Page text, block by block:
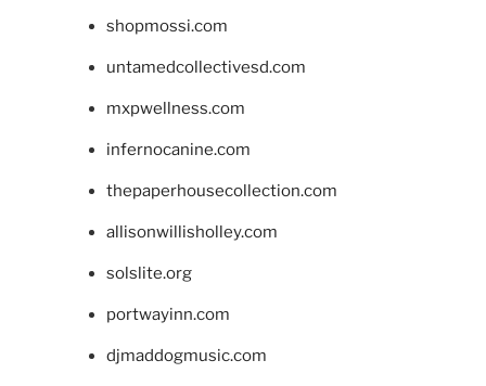
shopmossi.com
untamedcollectivesd.com
mxpwellness.com
infernocanine.com
thepaperhousecollection.com
allisonwillisholley.com
solslite.org
portwayinn.com
djmaddogmusic.com